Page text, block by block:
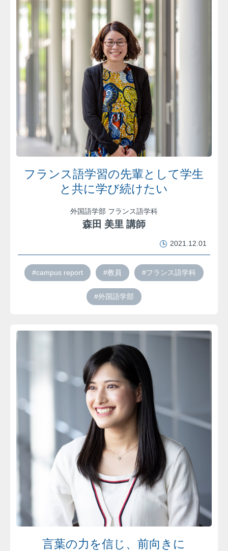
フランス語学習の先輩として学生
と共に学び続けたい
外国語学部 フランス語学科
森田 美里 講師
2021.12.01
#campus report #教員 #フランス語学科
#外国語学部
言葉の力を信じ、前向きに